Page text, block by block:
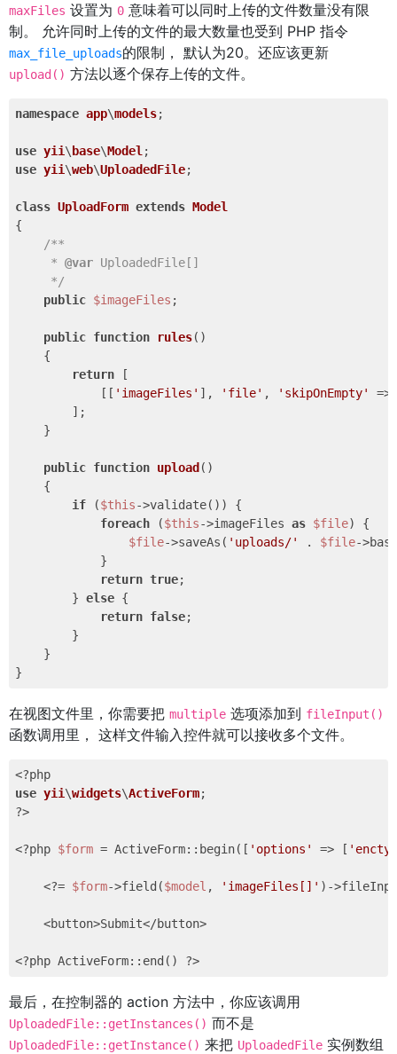
maxFiles 设置为 0 意味着可以同时上传的文件数量没有限
制。 允许同时上传的文件的最大数量也受到 PHP 指令
max_file_uploads的限制， 默认为20。还应该更新
upload() 方法以逐个保存上传的文件。
namespace app\models;
use yii\ base\Model
use yii\web\UploadedFile;
class UploadForm extends Model
{
/**
     *
@var UploadedFile[]
     */
public $imageFiles ;
public function rules()
{
return [
            [[
'imageFiles' ], 'file' , 'skipOnEmpty'
=>
        ];
    }
public function upload ()
{
if ($this->validate()) {
foreach ($this->imageFiles as $file) {
$file->saveAs( 'uploads/' . $file-
            }
return true;
        }
else {
return false;
        }
    }
在视图文件里，你需要把 multiple 选项添加到 fileInput()
函数调用里， 这样文件输入控件就可以接收多个文件。
<?php
use yii\widgets\ActiveForm
?>
<?php $form = ActiveForm::begin([ 'options' => [
<?= $form->field($model , 'imageFiles[]' )-
    <button>Submit</button>
<?php ActiveForm::end() ?>
最后，在控制器的 action 方法中，你应该调用
UploadedFile::getInstances() 而不是
UploadedFile::getInstance() 来把 UploadedFile 实例数组